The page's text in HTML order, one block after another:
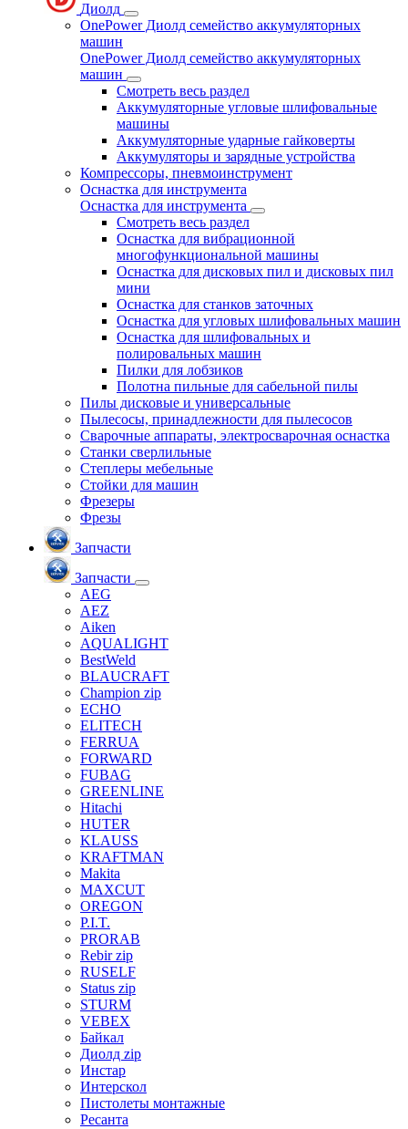
Диолд
OnePower Диолд семейство аккумуляторных
машин
OnePower Диолд семейство аккумуляторных
машин
Смотреть весь раздел
Аккумуляторные угловые шлифовальные
машины
Аккумуляторные ударные гайковерты
Аккумуляторы и зарядные устройства
Компрессоры, пневмоинструмент
Оснастка для инструмента
Оснастка для инструмента
Смотреть весь раздел
Оснастка для вибрационной
многофункциональной машины
Оснастка для дисковых пил и дисковых пил
мини
Оснастка для станков заточных
Оснастка для угловых шлифовальных машин
Оснастка для шлифовальных и
полировальных машин
Пилки для лобзиков
Полотна пильные для сабельной пилы
Пилы дисковые и универсальные
Пылесосы, принадлежности для пылесосов
Сварочные аппараты, электросварочная оснастка
Станки сверлильные
Степлеры мебельные
Стойки для машин
Фрезеры
Фрезы
Запчасти
Запчасти
AEG
AEZ
Aiken
AQUALIGHT
BestWeld
BLAUCRAFT
Champion zip
ECHO
ELITECH
FERRUA
FORWARD
FUBAG
GREENLINE
Hitachi
HUTER
KLAUSS
KRAFTMAN
Makita
MAXCUT
OREGON
P.I.T.
PRORAB
Rebir zip
RUSELF
Status zip
STURM
VEBEX
Байкал
Диолд zip
Инстар
Интерскол
Пистолеты монтажные
Ресанта